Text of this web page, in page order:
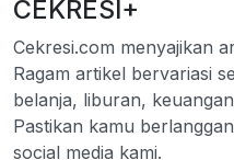
CEKRESI+
Cekresi.com menyajikan
Ragam artikel bervariasi
belanja, liburan,
Pastikan kamu
social media kami.